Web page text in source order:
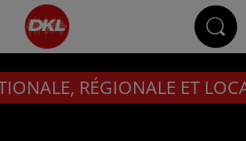
RÉGIONALE ET